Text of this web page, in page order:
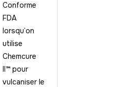
Conforme
FDA
lorsqu’on
utilise
Chemcure
II™ pour
vulcaniser le